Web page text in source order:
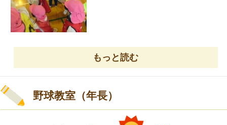
もっと読む
野球教室（年長）